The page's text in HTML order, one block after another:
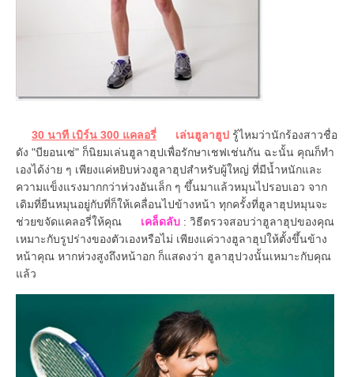
30 นาที เบิร์น 300 แคลอรี่ เล่นฮูลาฮูป รู้ไหมว่านักร้องสาวชื่อ
ดัง "บียอนเซ่" ก็นิยมเล่นฮูลาฮุปเพื่อรักษาเชฟเช่นกัน ฉะนั้น คุณก็ทำ
เองได้ง่าย ๆ เพียงแค่หยิบห่วงฮูลาฮุปสำหรับผู้ใหญ่ ที่มีน้ำหนักและ
ความแข็งแรงมากกว่าห่วงอันเล็ก ๆ ขึ้นมาแล้วหมุนไปรอบเอว จาก
เดิมที่ยืนหมุนอยู่กับที่ก็ให้เคลื่อนไปข้างหน้า ทุกครั้งที่ฮูลาฮุปหมุนจะ
ช่วยขจัดแคลอรี่ให้คุณ เคล็ดลับ : วิธีตรวจสอบว่าฮูลาฮุปของคุณ
เหมาะกับรูปร่างของตัวเองหรือไม่ เพียงแค่วางฮูลาฮุปให้ตั้งขึ้นข้าง
หน้าคุณ หากห่วงสูงถึงหน้าอก ก็แสดงว่า ฮูลาฮุปวงนั้นเหมาะกับคุณ
แล้ว